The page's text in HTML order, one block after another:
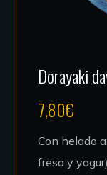
Dorayaki
7,80€
Con helado
fresa y